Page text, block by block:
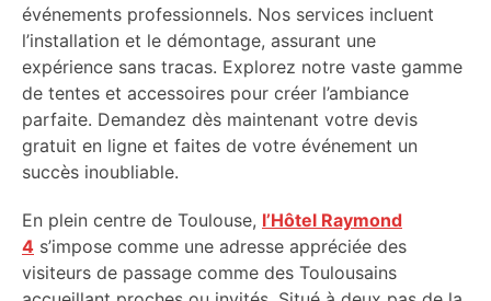
événements professionnels. Nos services incluent
l’installation et le démontage, assurant une
expérience sans tracas. Explorez notre vaste gamme
de tentes et accessoires pour créer l’ambiance
parfaite. Demandez dès maintenant votre devis
gratuit en ligne et faites de votre événement un
succès inoubliable.
En plein centre de Toulouse, l’Hôtel Raymond
4 s’impose comme une adresse appréciée des
visiteurs de passage comme des Toulousains